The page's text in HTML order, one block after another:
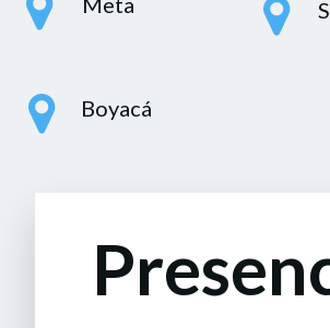
Boyacá